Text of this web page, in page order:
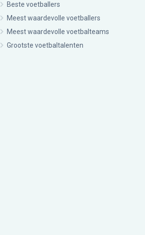
Beste voetballers
Meest waardevolle voetballers
Meest waardevolle voetbalteams
Grootste voetbaltalenten